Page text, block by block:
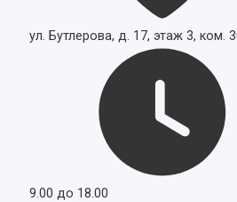
ул. Бутлерова, д. 17, этаж 3, ком.
9.00 до 18.00